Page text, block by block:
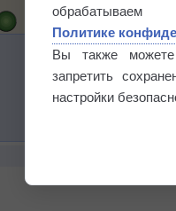
Политике
Вы также можете
запретить
настройки